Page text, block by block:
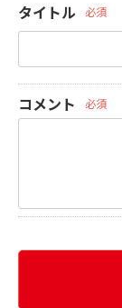
タイトル
必須
コメント 必須